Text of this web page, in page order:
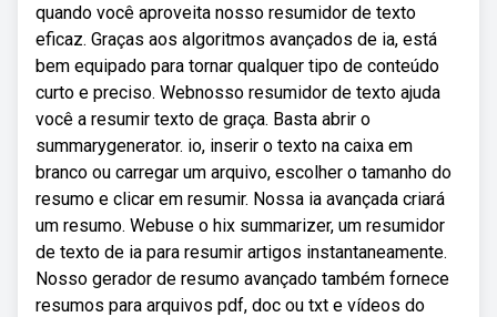
quando você aproveita nosso resumidor de texto
eficaz. Graças aos algoritmos avançados de ia, está
bem equipado para tornar qualquer tipo de conteúdo
curto e preciso. Webnosso resumidor de texto ajuda
você a resumir texto de graça. Basta abrir o
summarygenerator. io, inserir o texto na caixa em
branco ou carregar um arquivo, escolher o tamanho do
resumo e clicar em resumir. Nossa ia avançada criará
um resumo. Webuse o hix summarizer, um resumidor
de texto de ia para resumir artigos instantaneamente.
Nosso gerador de resumo avançado também fornece
resumos para arquivos pdf, doc ou txt e vídeos do